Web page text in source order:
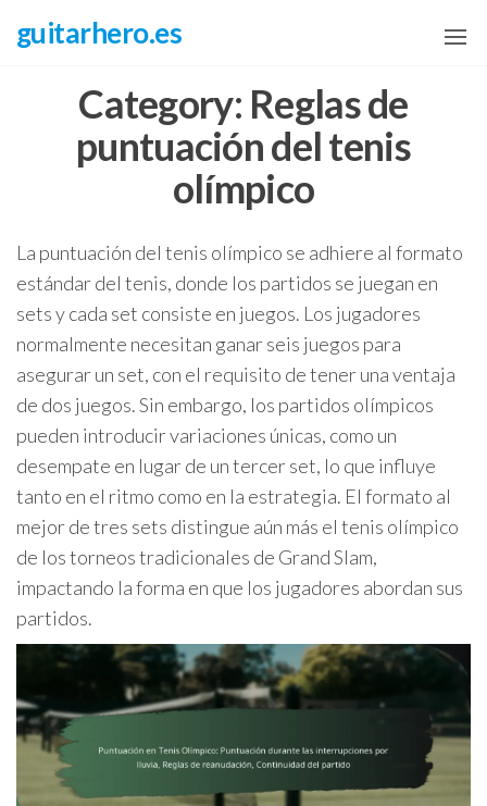
guitarhero.es
Category: Reglas de
puntuación del tenis
olímpico
La puntuación del tenis olímpico se adhiere al formato
estándar del tenis, donde los partidos se juegan en
sets y cada set consiste en juegos. Los jugadores
normalmente necesitan ganar seis juegos para
asegurar un set, con el requisito de tener una ventaja
de dos juegos. Sin embargo, los partidos olímpicos
pueden introducir variaciones únicas, como un
desempate en lugar de un tercer set, lo que influye
tanto en el ritmo como en la estrategia. El formato al
mejor de tres sets distingue aún más el tenis olímpico
de los torneos tradicionales de Grand Slam,
impactando la forma en que los jugadores abordan sus
partidos.